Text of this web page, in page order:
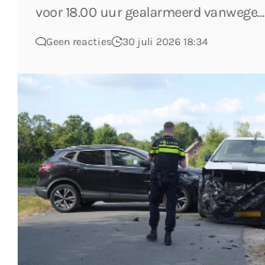
voor 18.00 uur gealarmeerd vanwege…
Geen reacties 30 juli 2026 18:34